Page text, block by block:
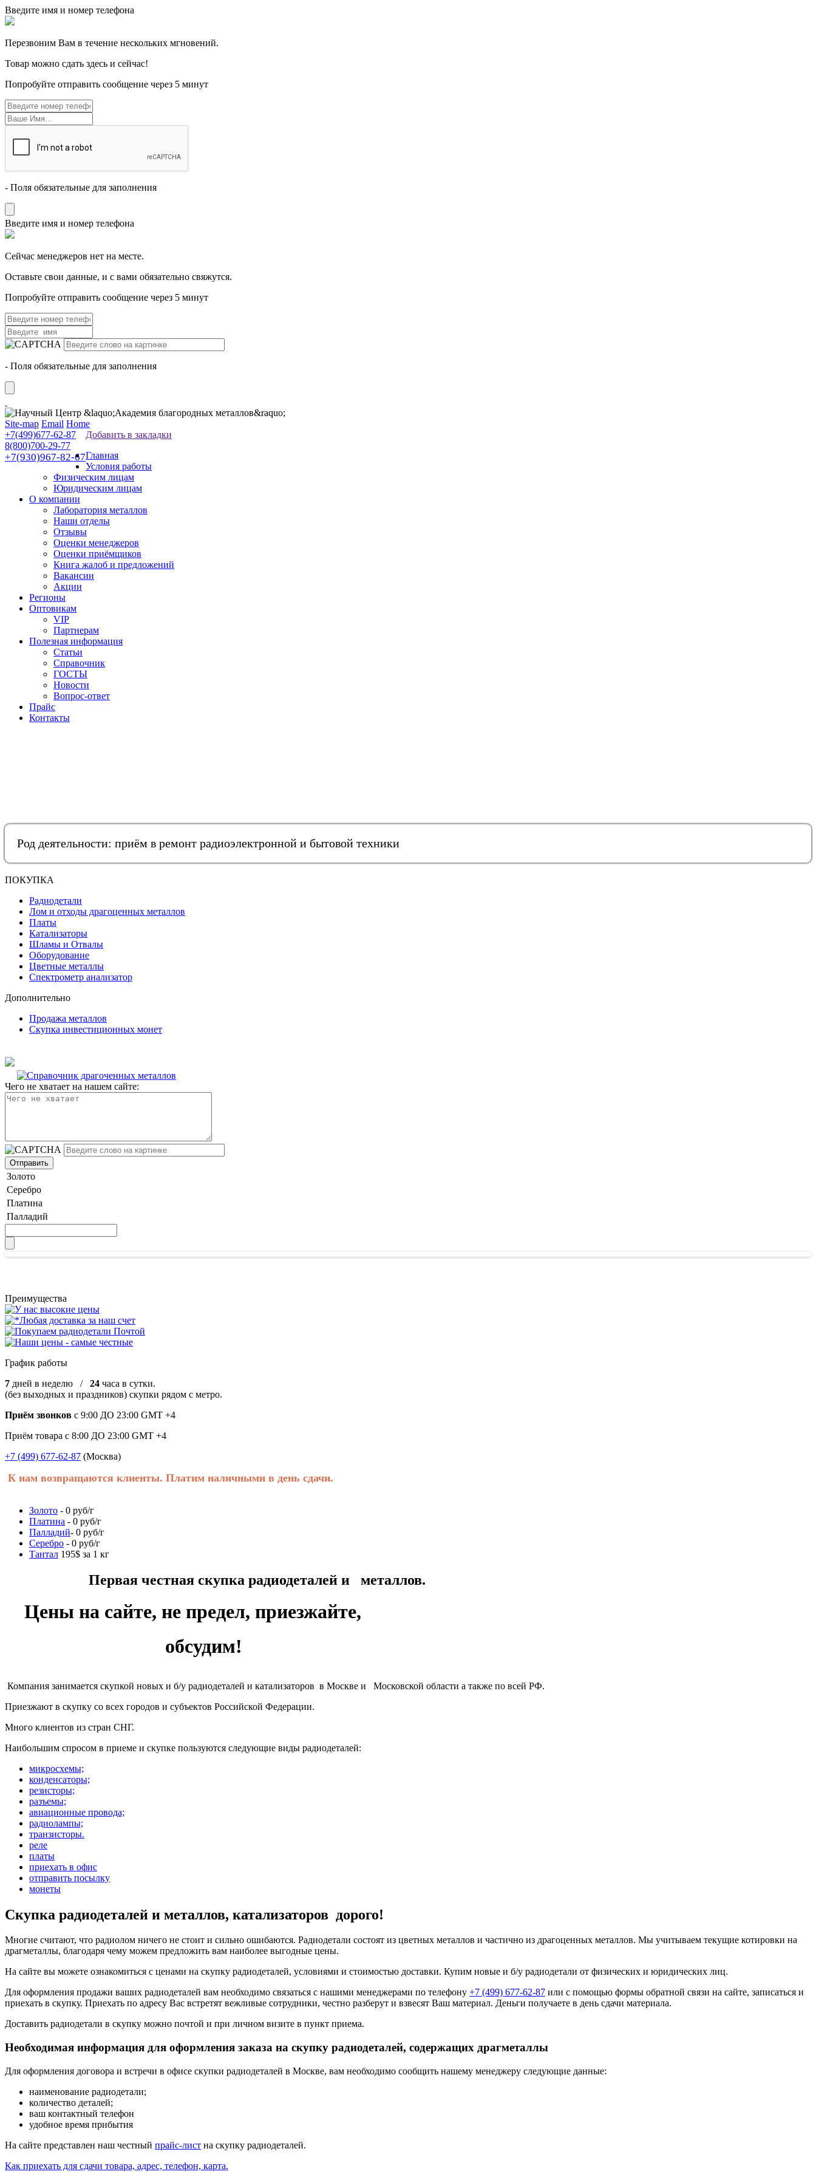
Введите имя и номер телефона
Перезвоним Вам в течение нескольких мгновений.
Товар можно сдать здесь и сейчас!
Попробуйте отправить сообщение через 5 минут
- Поля обязательные для заполнения
Введите имя и номер телефона
Cейчас менеджеров нет на месте.
Оставьте свои данные, и с вами обязательно свяжутся.
Попробуйте отправить сообщение через 5 минут
- Поля обязательные для заполнения
Site-map Email Home
+7(499)677-62-87
8(800)700-29-77
+7(930)967-82-67
Добавить в закладки
Главная
Условия работы
Физическим лицам
Юридическим лицам
О компании
Лаборатория металлов
Наши отделы
Отзывы
Оценки менеджеров
Оценки приёмщиков
Книга жалоб и предложений
Вакансии
Акции
Регионы
Оптовикам
VIP
Партнерам
Полезная информация
Статьи
Справочник
ГОСТЫ
Новости
Вопрос-ответ
Прайс
Контакты
Род деятельности: приём в ремонт радиоэлектронной и бытовой техники
ПОКУПКА
Радиодетали
Лом и отходы драгоценных металлов
Платы
Катализаторы
Шламы и Отвалы
Оборудование
Цветные металлы
Спектрометр анализатор
Дополнительно
Продажа металлов
Скупка инвестиционных монет
Чего не хватает на нашем сайте:
Золото
Серебро
Платина
Палладий
Преимущества
График работы
7 дней в неделю / 24 часа в сутки.
(без выходных и праздников) скупки рядом с метро.
Приём звонков с 9:00 ДО 23:00 GMT +4
Приём товара с 8:00 ДО 23:00 GMT +4
+7 (499) 677-62-87 (Москва)
К нам возвращаются клиенты. Платим наличными в день сдачи.
Золото - 0 руб/г
Платина - 0 руб/г
Палладий- 0 руб/г
Серебро - 0 руб/г
Тантал 195$ за 1 кг
Первая честная скупка радиодеталей и металлов.
Цены на сайте, не предел, приезжайте,
обсудим!
Компания занимается скупкой новых и б/у радиодеталей и катализаторов в Москве и Московской области а также по всей РФ.
Приезжают в скупку со всех городов и субъектов Российской Федерации.
Много клиентов из стран СНГ.
Наибольшим спросом в приеме и скупке пользуются следующие виды радиодеталей:
микросхемы;
конденсаторы;
резисторы;
разъемы;
авиационные провода;
радиолампы;
транзисторы.
реле
платы
приехать в офис
отправить посылку
монеты
Скупка радиодеталей и металлов, катализаторов дорого!
Многие считают, что радиолом ничего не стоит и сильно ошибаются. Радиодетали состоят из цветных металлов и частично из драгоценных металлов. Мы учитываем текущие котировки на
драгметаллы, благодаря чему можем предложить вам наиболее выгодные цены.
На сайте вы можете ознакомиться с ценами на скупку радиодеталей, условиями и стоимостью доставки. Купим новые и б/у радиодетали от физических и юридических лиц.
Для оформления продажи ваших радиодеталей вам необходимо связаться с нашими менеджерами по телефону +7 (499) 677-62-87 или с помощью формы обратной связи на сайте, записаться и
приехать в скупку. Приехать по адресу Вас встретят вежливые сотрудники, честно разберут и взвесят Ваш материал. Деньги получаете в день сдачи материала.
Доставить радиодетали в скупку можно почтой и при личном визите в пункт приема.
Необходимая информация для оформления заказа на скупку радиодеталей, содержащих драгметаллы
Для оформления договора и встречи в офисе скупки радиодеталей в Москве, вам необходимо сообщить нашему менеджеру следующие данные:
наименование радиодетали;
количество деталей;
ваш контактный телефон
удобное время прибытия
На сайте представлен наш честный прайс-лист на скупку радиодеталей.
Как приехать для сдачи товара, адрес, телефон, карта.